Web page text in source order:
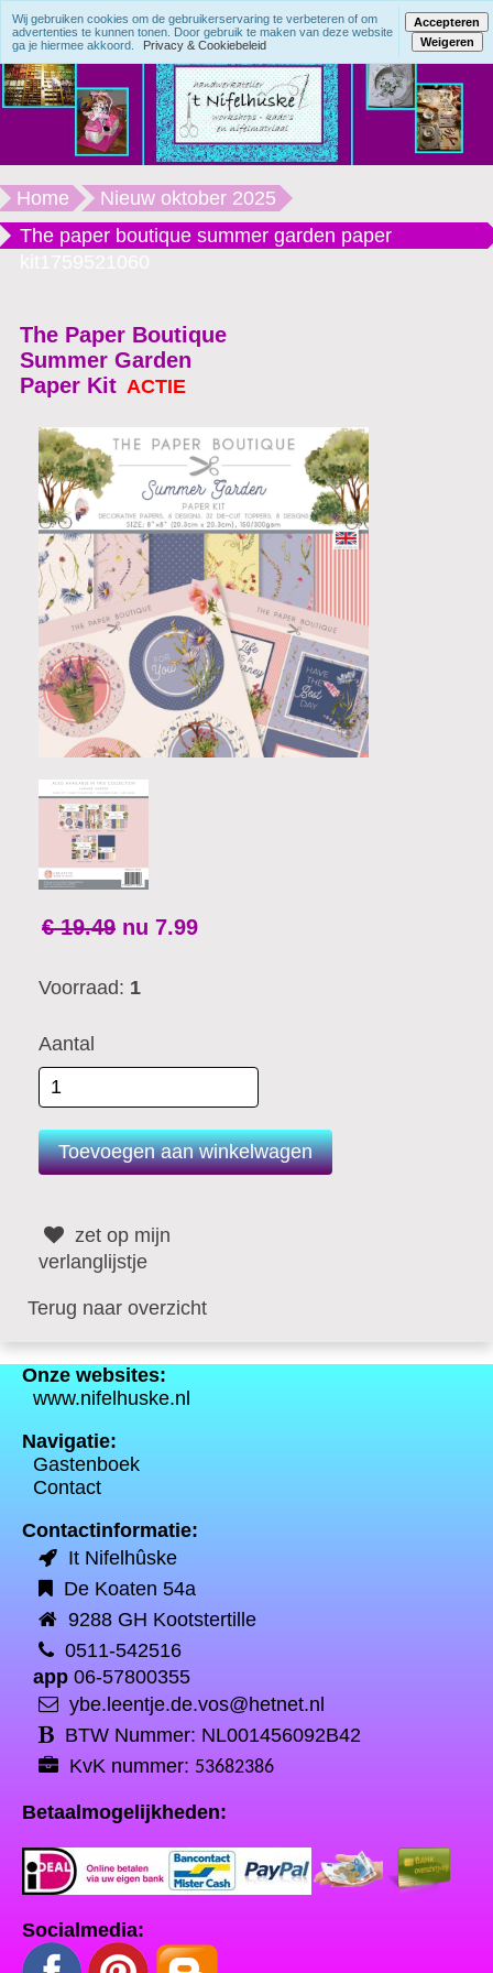
Home
Nieuw oktober 2025
The paper boutique summer garden paper
The Paper Boutique
Summer Garden
Paper Kit ACTIE
€ 19.49 nu 7.99
Voorraad: 1
Aantal
zet op mijn
verlanglijstje
Terug naar overzicht
Onze websites:
www.nifelhuske.nl
Navigatie:
Gastenboek
Contact
Contactinformatie:
It Nifelhûske
De Koaten 54a
9288 GH Kootstertille
0511-542516
app 06-57800355
ybe.leentje.de.vos@hetnet.nl
BTW Nummer: NL001456092B42
KvK nummer: 53682386
Betaalmogelijkheden:
Socialmedia:
Wij gebruiken cookies om de gebruikerservaring te verbeteren of om
advertenties te kunnen tonen. Door gebruik te maken van deze website
ga je hiermee akkoord.
Privacy & Cookiebeleid
Accepteren
Weigeren